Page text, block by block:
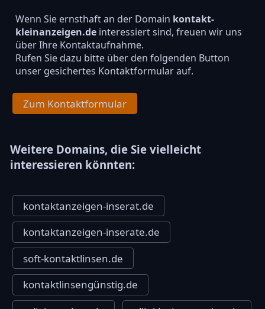
Wenn Sie ernsthaft an der Domain kontakt-
kleinanzeigen.deinteressiert sind, freuen wir uns
über Ihre Kontaktaufnahme.
Rufen Sie dazu bitte über den folgenden Button
unser gesichertes Kontaktformular auf.
Zum Kontaktformular
Weitere Domains, die Sie vielleicht
interessieren könnten:
kontaktanzeigen-inserat.de
kontaktanzeigen-inserate.de
soft-kontaktlinsen.de
kontaktlinsengünstig.de